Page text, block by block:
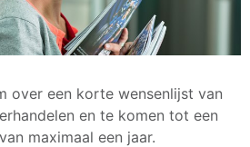
over een korte wensenlijst van
en te komen tot een
maximaal een jaar.